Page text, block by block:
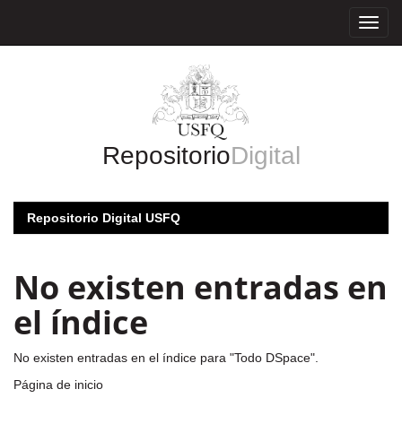
RepositorioDigital
Repositorio Digital USFQ
No existen entradas en
el índice
No existen entradas en el índice para "Todo DSpace".
Página de inicio